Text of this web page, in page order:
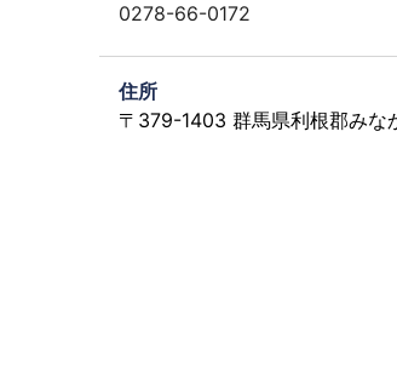
0278-66-0172
住所
〒379-1403 群馬県利根郡みな